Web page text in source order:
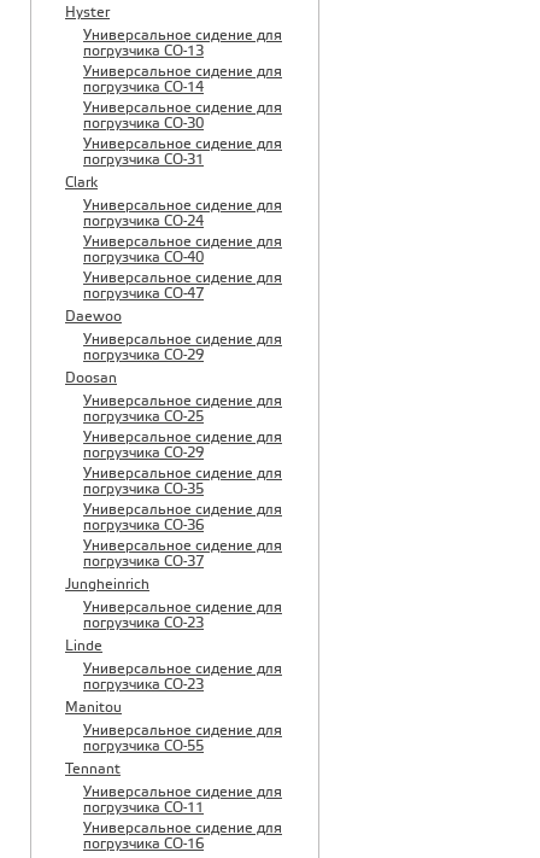
Hyster
Универсальное сидение для
погрузчика CO-13
Универсальное сидение для
погрузчика CO-14
Универсальное сидение для
погрузчика CO-30
Универсальное сидение для
погрузчика CO-31
Clark
Универсальное сидение для
погрузчика CO-24
Универсальное сидение для
погрузчика CO-40
Универсальное сидение для
погрузчика CO-47
Daewoo
Универсальное сидение для
погрузчика CO-29
Doosan
Универсальное сидение для
погрузчика CO-25
Универсальное сидение для
погрузчика CO-29
Универсальное сидение для
погрузчика CO-35
Универсальное сидение для
погрузчика CO-36
Универсальное сидение для
погрузчика CO-37
Jungheinrich
Универсальное сидение для
погрузчика CO-23
Linde
Универсальное сидение для
погрузчика CO-23
Manitou
Универсальное сидение для
погрузчика CO-55
Tennant
Универсальное сидение для
погрузчика CO-11
Универсальное сидение для
погрузчика CO-16